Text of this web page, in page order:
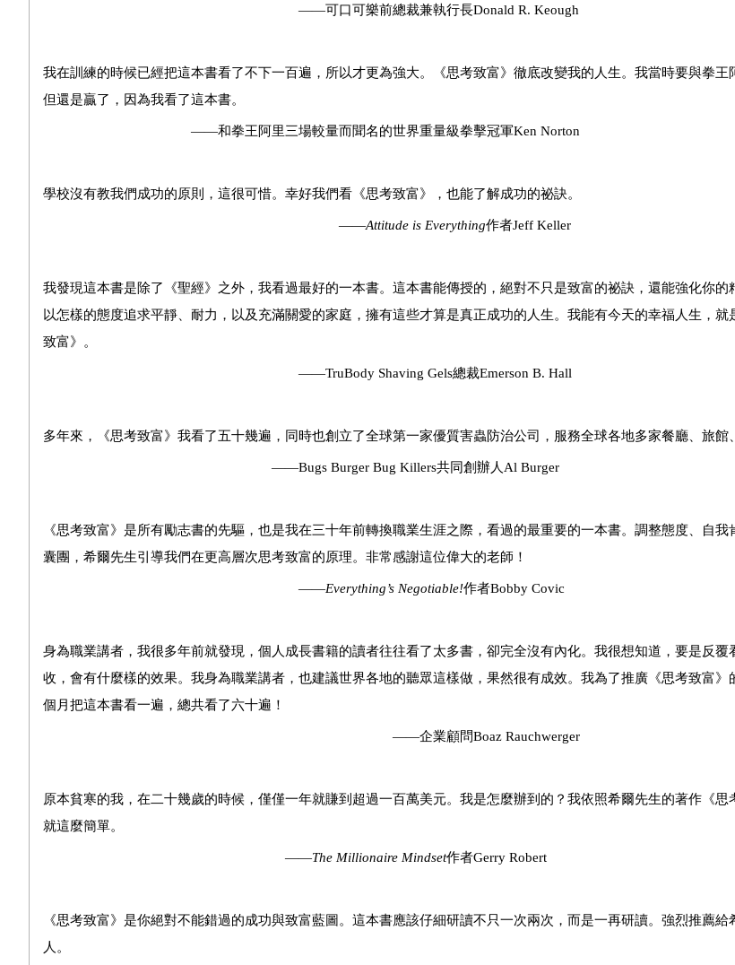
——可口可樂前總裁兼執行長Donald R. Keough
我在訓練的時候已經把這本書看了不下一百遍，所以才更為強大。《思考致富》徹底改變我的人生。我當時要與拳王
但還是贏了，因為我看了這本書。
——和拳王阿里三場較量而聞名的世界重量級拳擊冠軍Ken Norton
學校沒有教我們成功的原則，這很可惜。幸好我們看《思考致富》，也能了解成功的祕訣。
——Attitude is Everything作者Jeff Keller
我發現這本書是除了《聖經》之外，我看過最好的一本書。這本書能傳授的，絕對不只是致富的祕訣，還能強化你的
以怎樣的態度追求平靜、耐力，以及充滿關愛的家庭，擁有這些才算是真正成功的人生。我能有今天的幸福人生，就
致富》。
——TruBody Shaving Gels總裁Emerson B. Hall
多年來，《思考致富》我看了五十幾遍，同時也創立了全球第一家優質害蟲防治公司，服務全球各地多家餐廳、旅館
——Bugs Burger Bug Killers共同創辦人Al Burger
《思考致富》是所有勵志書的先驅，也是我在三十年前轉換職業生涯之際，看過的最重要的一本書。調整態度、自我
囊團，希爾先生引導我們在更高層次思考致富的原理。非常感謝這位偉大的老師！
——Everything’s Negotiable!作者Bobby Covic
身為職業講者，我很多年前就發現，個人成長書籍的讀者往往看了太多書，卻完全沒有內化。我很想知道，要是反覆
收，會有什麼樣的效果。我身為職業講者，也建議世界各地的聽眾這樣做，果然很有成效。我為了推廣《思考致富》
個月把這本書看一遍，總共看了六十遍！
——企業顧問Boaz Rauchwerger
原本貧寒的我，在二十幾歲的時候，僅僅一年就賺到超過一百萬美元。我是怎麼辦到的？我依照希爾先生的著作《思
就這麼簡單。
——The Millionaire Mindset作者Gerry Robert
《思考致富》是你絕對不能錯過的成功與致富藍圖。這本書應該仔細研讀不只一次兩次，而是一再研讀。強烈推薦給
人。